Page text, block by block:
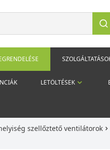
LETÖLTÉSEK
szellőztető ventilátorok